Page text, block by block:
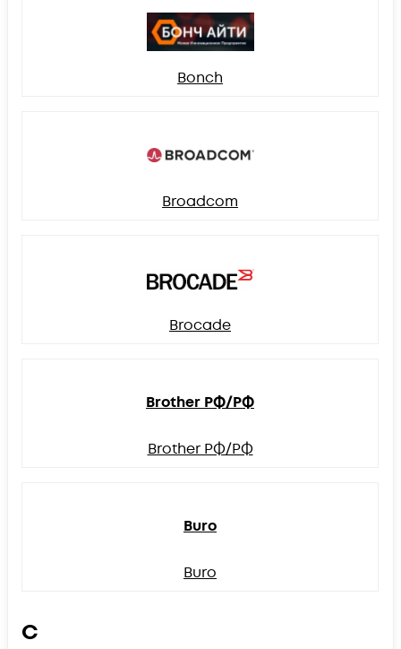
Bonch
Broadcom
Brocade
Brother РФ/РФ
Brother РФ/РФ
Buro
Buro
C